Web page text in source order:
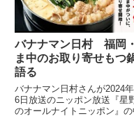
バナナマン日村 福岡
ま中のお取り寄せもつ
語る
バナナマン日村さんが2024年
6日放送のニッポン放送『星
のオールナイトニッポン』の